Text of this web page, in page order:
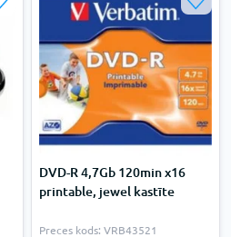
DVD-R 4,7Gb 120min x16
printable, jewel kastīte
Preces kods: VRB43521